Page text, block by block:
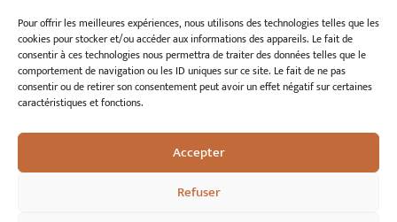
Pour offrir les meilleures expériences, nous utilisons des technologies telles que les
cookies pour stocker et/ou accéder aux informations des appareils. Le fait de
consentir à ces technologies nous permettra de traiter des données telles que le
comportement de navigation ou les ID uniques sur ce site. Le fait de ne pas
consentir ou de retirer son consentement peut avoir un effet négatif sur certaines
caractéristiques et fonctions.
Accepter
Refuser
Publications et ouvrages
Archives patrimoniales
Bretania
Adhérer à l’association
Politique de
confidentialité
Politique de cookies
Mentions légales
Espace éditeur